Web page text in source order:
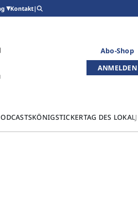
Kontakt|
Abo-Shop
ANMELDEN
KÖNIGSTICKERTAG DES